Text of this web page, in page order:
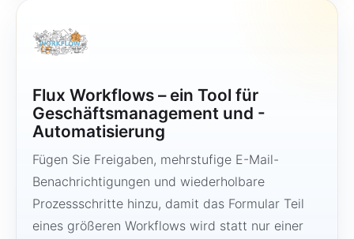
Flux Workflows – ein Tool für
Geschäftsmanagement und -
Automatisierung
Fügen Sie Freigaben, mehrstufige E-Mail-
Benachrichtigungen und wiederholbare
Prozessschritte hinzu, damit das Formular Teil
eines größeren Workflows wird statt nur einer